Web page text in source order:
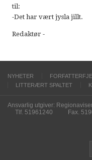
til:
-Det har vært jysla jillt.
Redaktør -
NYHETER
LITTERÆRT SPALTET
Ansvarlig utgiver:
Tlf. 51961240
Fax.